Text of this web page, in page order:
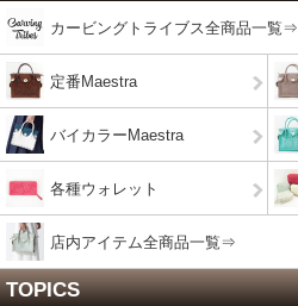
カービングトライブス全商品一覧⇒
定番Maestra
バイカラーMaestra
各種ウォレット
店内アイテム全商品一覧⇒
TOPICS